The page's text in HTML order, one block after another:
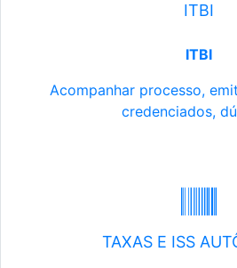
ITBI
ITBI
Acompanhar processo,
credenciados,
TAXAS E ISS